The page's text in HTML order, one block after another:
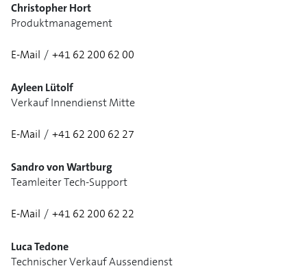
Christopher Hort
Produktmanagement
E-Mail / +41 62 200 62 00
Ayleen Lütolf
Verkauf Innendienst Mitte
E-Mail / +41 62 200 62 27
Sandro von Wartburg
Teamleiter Tech-Support
E-Mail / +41 62 200 62 22
Luca Tedone
Technischer Verkauf Aussendienst